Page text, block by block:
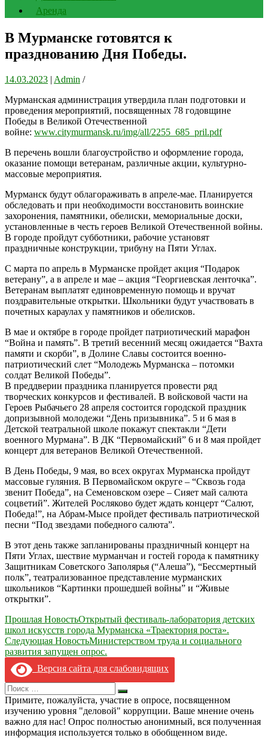
Аренда
В Мурманске готовятся к
празднованию Дня Победы.
14.03.2023 | Admin /
Мурманская администрация утвердила план подготовки и
проведения мероприятий, посвященных 78 годовщине
Победы в Великой Отечественной
войне: www.citymurmansk.ru/img/all/2255_685_pril.pdf
В перечень вошли благоустройство и оформление города,
оказание помощи ветеранам, различные акции, культурно-
массовые мероприятия.
Мурманск будут облагораживать в апреле-мае. Планируется
обследовать и при необходимости восстановить воинские
захоронения, памятники, обелиски, мемориальные доски,
установленные в честь героев Великой Отечественной войны.
В городе пройдут субботники, рабочие установят
праздничные конструкции, трибуну на Пяти Углах.
С марта по апрель в Мурманске пройдет акция “Подарок
ветерану”, а в апреле и мае – акция “Георгиевская ленточка”.
Ветеранам выплатят единовременную помощь и вручат
поздравительные открытки. Школьники будут участвовать в
почетных караулах у памятников и обелисков.
В мае и октябре в городе пройдет патриотический марафон
“Война и память”. В третий весенний месяц ожидается “Вахта
памяти и скорби”, в Долине Славы состоится военно-
патриотический слет “Молодежь Мурманска – потомки
солдат Великой Победы”.
В преддверии праздника планируется провести ряд
творческих конкурсов и фестивалей. В войсковой части на
Героев Рыбачьего 28 апреля состоится городской праздник
допризывной молодежи “День призывника”. 5 и 6 мая в
Детской театральной школе покажут спектакли “Дети
военного Мурмана”. В ДК “Первомайский” 6 и 8 мая пройдет
концерт для ветеранов Великой Отечественной.
В День Победы, 9 мая, во всех округах Мурманска пройдут
массовые гуляния. В Первомайском округе – “Сквозь года
звенит Победа”, на Семеновском озере – Сияет май салюта
соцветий”. Жителей Росляково будет ждать концерт “Салют,
Победа!”, на Абрам-Мысе пройдет фестиваль патриотической
песни “Под звездами победного салюта”.
В этот день также запланированы праздничный концерт на
Пяти Углах, шествие мурманчан и гостей города к памятнику
Защитникам Советского Заполярья (“Алеша”), “Бессмертный
полк”, театрализованное представление мурманских
школьников “Картинки прошедшей войны” и “Живые
открытки”.
Навигация
по
записям
Прошлая НовостьОткрытый фестиваль-лаборатория детских
школ искусств города Мурманска «Траектория роста».
Следующая НовостьМинистерством труда и социального
развития запущен опрос.
Версия сайта для слабовидящих
Search
for:
Искать
Примите, пожалуйста, участие в опросе, посвященном
изучению уровня "деловой" коррупции. Ваше мнение очень
важно для нас! Опрос полностью анонимный, вся полученная
информация используется только в обобщенном виде.